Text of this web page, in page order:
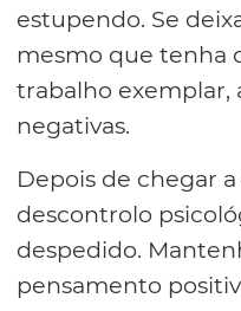
estupendo. Se
mesmo que tenha
trabalho exemplar,
negativas.
Depois de chegar a
descontrolo
despedido.
pensamento